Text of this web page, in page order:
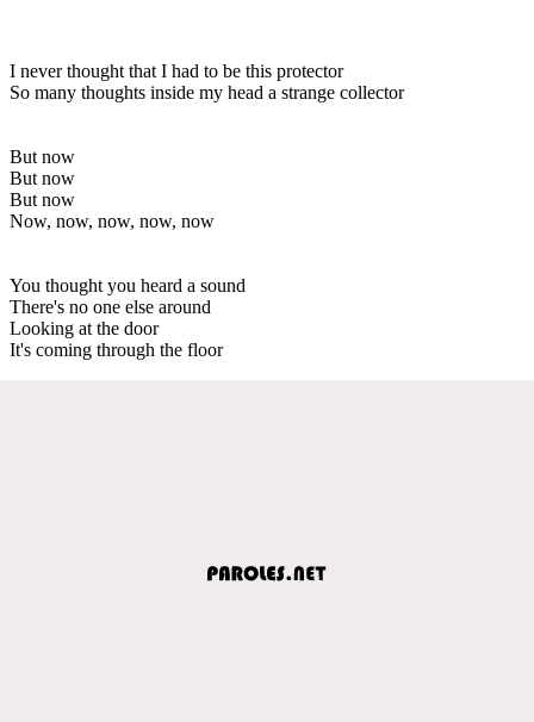
I never thought that I had to be this protector
So many thoughts inside my head a strange collector
But now
But now
But now
Now, now, now, now, now
You thought you heard a sound
There's no one else around
Looking at the door
It's coming through the floor